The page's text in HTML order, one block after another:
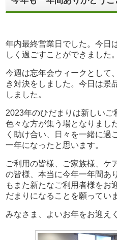
年内最終営業日でした。今日
しく過ごすことができました。
今週は忘年会ウィークとして
き対決をしました。今日は景
しました。
2023年のひだまりは新しいご
色々な方が集う場となりまし
く助け合い、日々を一緒に過
一年になったと思います。
ご利用の皆様、ご家族様、ケ
の皆様、本当に今年一年間あ
もまた新たなご利用者様をお
だまりになることを願ってい
みなさま、よいお年をお迎え